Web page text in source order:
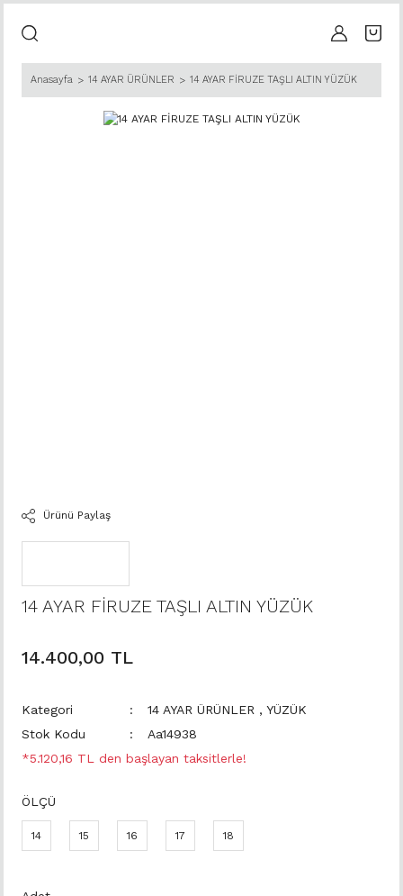
Anasayfa 14 AYAR ÜRÜNLER 14 AYAR FİRUZE TAŞLI ALTIN YÜZÜK
Ürünü Paylaş
14 AYAR FİRUZE TAŞLI ALTIN YÜZÜK
14.400,00 TL
Kategori 14 AYAR ÜRÜNLER , YÜZÜK
Stok Kodu
Aa14938
*5.120,16 TL den başlayan taksitlerle!
ÖLÇÜ
14 15 16 17 18